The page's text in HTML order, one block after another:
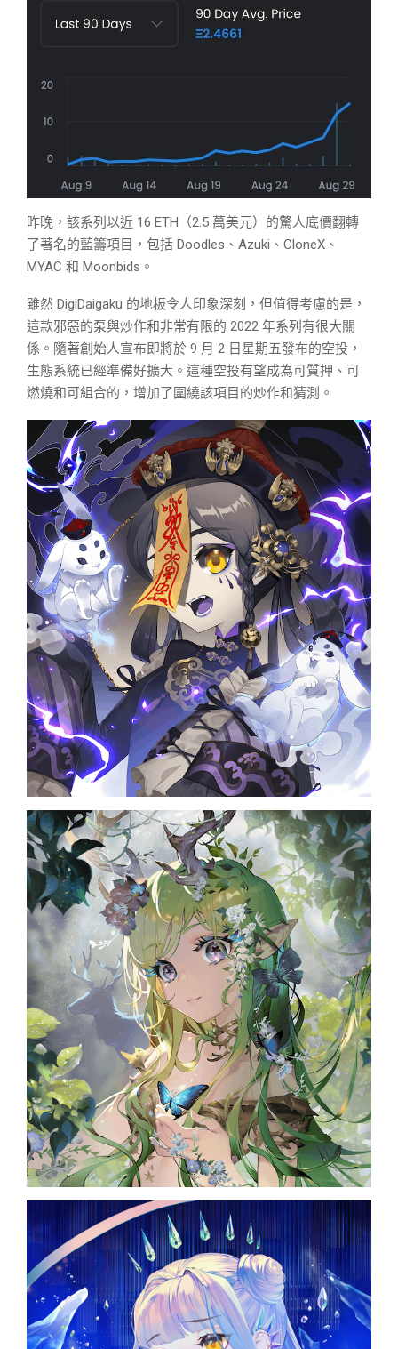
昨晚，該系列以近 16 ETH（2.5 萬美元）的驚人底價翻轉
了著名的藍籌項目，包括 Doodles、Azuki、CloneX、
MYAC 和 Moonbids。
雖然 DigiDaigaku 的地板令人印象深刻，但值得考慮的是，
這款邪惡的泵與炒作和非常有限的 2022 年系列有很大關
係。隨著創始人宣布即將於 9 月 2 日星期五發布的空投，
生態系統已經準備好擴大。這種空投有望成為可質押、可
燃燒和可組合的，增加了圍繞該項目的炒作和猜測。